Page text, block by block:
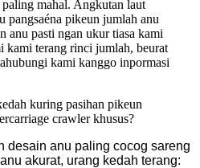
mahal. Angkutan laut
pangsaéna pikeun jumlah anu
anu pasti ngan ukur tiasa kami
kami terang rinci jumlah, beurat
kami kanggo inpormasi
kuring pasihan pikeun
crawler khusus?
desain anu paling cocog sareng
akurat, urang kedah terang: